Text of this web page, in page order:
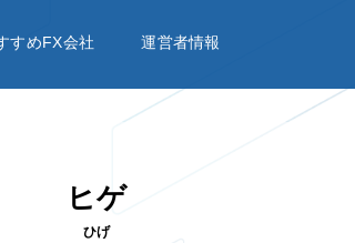
すめFX会社 運営者情報
ヒゲ
ひげ